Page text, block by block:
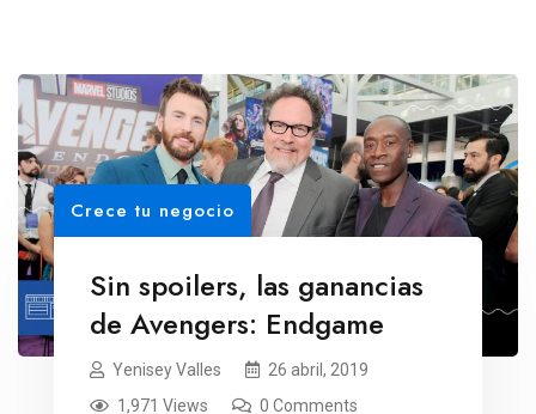
Crece tu negocio
Sin spoilers, las ganancias
de Avengers: Endgame
Yenisey Valles
26 abril, 2019
1,971 Views
0 Comments